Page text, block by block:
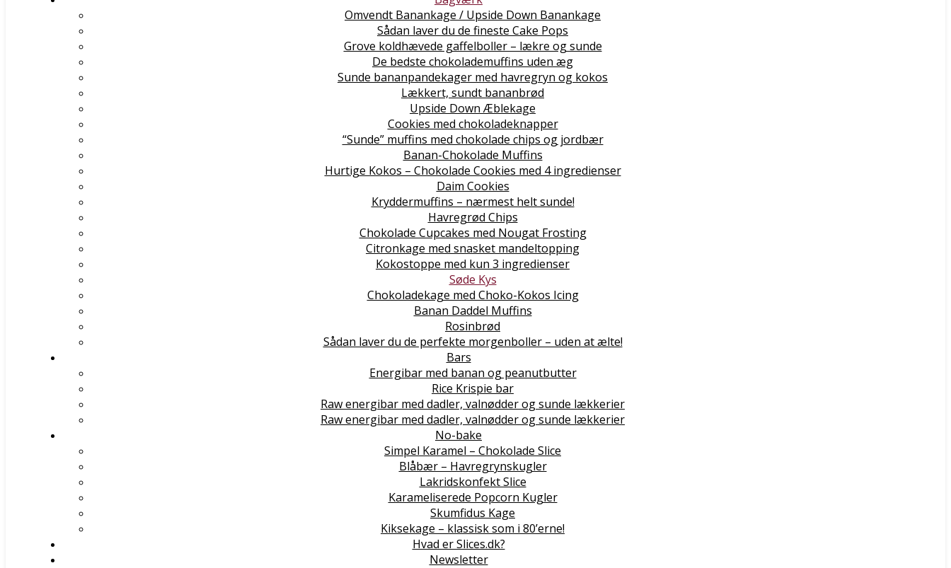
Omvendt Banankage / Upside Down Banankage
Sådan laver du de fineste Cake Pops
Grove koldhævede gaffelboller – lækre og sunde
De bedste chokolademuffins uden æg
Sunde bananpandekager med havregryn og kokos
Lækkert, sundt bananbrød
Upside Down Æblekage
Cookies med chokoladeknapper
“Sunde” muffins med chokolade chips og jordbær
Banan-Chokolade Muffins
Hurtige Kokos – Chokolade Cookies med 4 ingredienser
Daim Cookies
Kryddermuffins – nærmest helt sunde!
Havregrød Chips
Chokolade Cupcakes med Nougat Frosting
Citronkage med snasket mandeltopping
Kokostoppe med kun 3 ingredienser
Søde Kys
Chokoladekage med Choko-Kokos Icing
Banan Daddel Muffins
Rosinbrød
Sådan laver du de perfekte morgenboller – uden at ælte!
Bars
Energibar med banan og peanutbutter
Rice Krispie bar
Raw energibar med dadler, valnødder og sunde lækkerier
Raw energibar med dadler, valnødder og sunde lækkerier
No-bake
Simpel Karamel – Chokolade Slice
Blåbær – Havregrynskugler
Lakridskonfekt Slice
Karameliserede Popcorn Kugler
Skumfidus Kage
Kiksekage – klassisk som i 80’erne!
Hvad er Slices.dk?
Newsletter